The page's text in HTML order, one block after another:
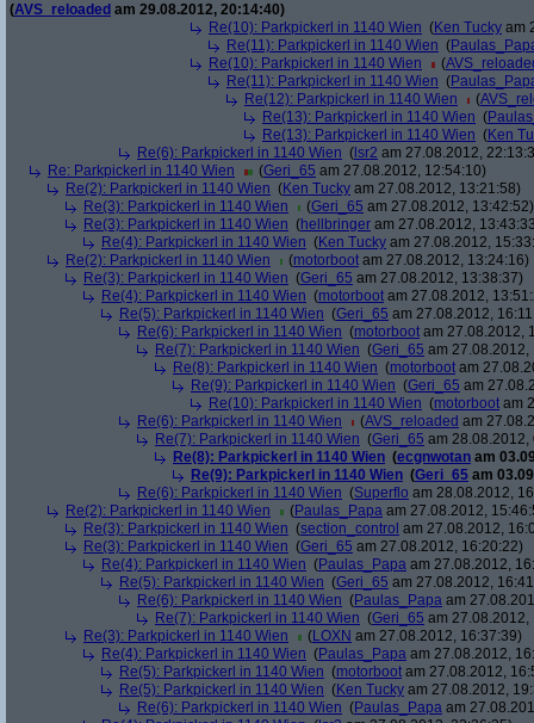
(AVS_reloaded am 29.08.2012, 20:14:40)
Re(10): Parkpickerl in 1140 Wien (Ken Tucky am
Re(11): Parkpickerl in 1140 Wien (
Re(10): Parkpickerl in 1140 Wien
(
Re(11): Parkpickerl in 1140 Wien (
Re(12): Parkpickerl in 1140 Wien
(
Re(13): Parkpickerl in 1140 Wien (
Re(13): Parkpickerl in 1140 Wien (Ken
Re(6): Parkpickerl in 1140 Wien ( lsr2 am 27.08.2012,
Re: Parkpickerl in 1140 Wien
(Geri_65 am 27.08.2012, 12:54:10)
Re(2): Parkpickerl in 1140 Wien (Ken Tucky am 27.08.2012, 13:21:58)
Re(3): Parkpickerl in 1140 Wien
(Geri_65 am 27.08.2012, 13:42:52)
Re(3): Parkpickerl in 1140 Wien (hellbringer am 27.08.2012,
Re(4): Parkpickerl in 1140 Wien (Ken Tucky am 27.08.2012,
Re(2): Parkpickerl in 1140 Wien
(motorboot am 27.08.2012, 13:24:16)
Re(3): Parkpickerl in 1140 Wien (Geri_65 am 27.08.2012, 13:38:37)
Re(4): Parkpickerl in 1140 Wien (motorboot am 27.08.2012,
Re(5): Parkpickerl in 1140 Wien (Geri_65 am 27.08.2012,
Re(6): Parkpickerl in 1140 Wien (motorboot am 27.08.2012,
Re(7): Parkpickerl in 1140 Wien (Geri_65 am 27.08.2012,
Re(8): Parkpickerl in 1140 Wien (motorboot am
Re(9): Parkpickerl in 1140 Wien (Geri_65 am
Re(10): Parkpickerl in 1140 Wien (motorboot am
Re(6): Parkpickerl in 1140 Wien
(AVS_reloaded am
Re(7): Parkpickerl in 1140 Wien (Geri_65 am 28.08.2012,
Re(8): Parkpickerl in 1140 Wien (ecgnwotan am
Re(9): Parkpickerl in 1140 Wien (Geri_65 am
Re(6): Parkpickerl in 1140 Wien (Superflo am 28.08.2012,
Re(2): Parkpickerl in 1140 Wien
(Paulas_Papa am 27.08.2012,
Re(3): Parkpickerl in 1140 Wien (section_control am 27.08.2012,
Re(3): Parkpickerl in 1140 Wien (Geri_65 am 27.08.2012, 16:20:22)
Re(4): Parkpickerl in 1140 Wien (Paulas_Papa am 27.08.2012,
Re(5): Parkpickerl in 1140 Wien (Geri_65 am 27.08.2012,
Re(6): Parkpickerl in 1140 Wien (Paulas_Papa am
Re(7): Parkpickerl in 1140 Wien (Geri_65 am 27.08.2012,
Re(3): Parkpickerl in 1140 Wien
(LOXN am 27.08.2012, 16:37:39)
Re(4): Parkpickerl in 1140 Wien (Paulas_Papa am 27.08.2012,
Re(5): Parkpickerl in 1140 Wien (motorboot am 27.08.2012,
Re(5): Parkpickerl in 1140 Wien (Ken Tucky am 27.08.2012,
Re(6): Parkpickerl in 1140 Wien (Paulas_Papa am